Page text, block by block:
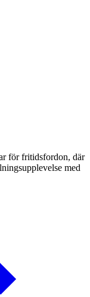
för fritidsfordon, där
med